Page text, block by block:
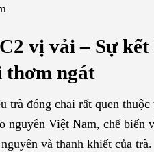
vị vải – Sự
thơm ngát
trà đóng chai rất quen
nguyên Việt Nam, chế biến
và thanh khiết của